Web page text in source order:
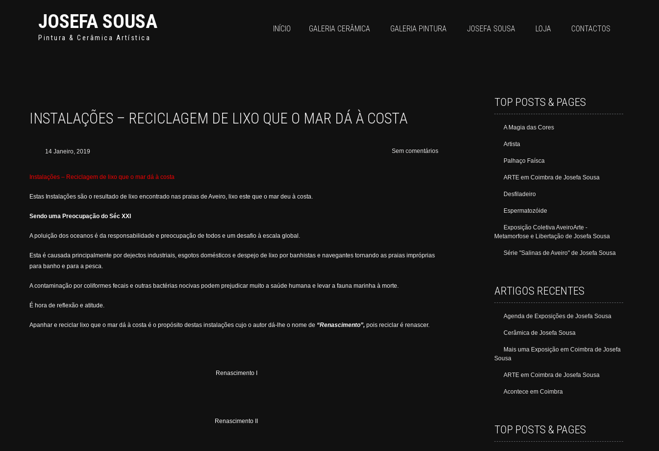
JOSEFA SOUSA
Pintura & Cerâmica Artística
INÍCIO GALERIA CERÂMICA GALERIA PINTURA JOSEFA SOUSA LOJA CONTACTOS
INSTALAÇÕES – RECICLAGEM DE LIXO QUE O MAR DÁ À COSTA
14 Janeiro, 2019 Sem comentários
Instalações – Reciclagem de lixo que o mar dá à costa
Estas Instalações são o resultado de lixo encontrado nas praias de Aveiro, lixo este que o mar deu à costa.
Sendo uma Preocupação do Séc XXI
A poluição dos oceanos é da responsabilidade e preocupação de todos e um desafio à escala global.
Esta é causada principalmente por dejectos industriais, esgotos domésticos e despejo de lixo por banhistas e navegantes tornando as praias impróprias
para banho e para a pesca.
A contaminação por coliformes fecais e outras bactérias nocivas podem prejudicar muito a saúde humana e levar a fauna marinha à morte.
É hora de reflexão e atitude.
Apanhar e reciclar lixo que o mar dá à costa é o propósito destas instalações cujo o autor dá-lhe o nome de “Renascimento”, pois reciclar é renascer.
Renascimento I
Renascimento II
TOP POSTS & PAGES
A Magia das Cores
Artista
Palhaço Faísca
ARTE em Coimbra de Josefa Sousa
Desfiladeiro
Espermatozóide
Exposição Coletiva AveiroArte -
Metamorfose e Libertação de Josefa Sousa
Série "Salinas de Aveiro" de Josefa Sousa
ARTIGOS RECENTES
Agenda de Exposições de Josefa Sousa
Cerâmica de Josefa Sousa
Mais uma Exposição em Coimbra de Josefa
Sousa
ARTE em Coimbra de Josefa Sousa
Acontece em Coimbra
TOP POSTS & PAGES